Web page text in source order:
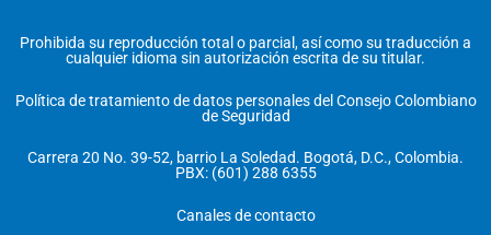
Prohibida su reproducción total o parcial, así como su traducción a
cualquier idioma sin autorización escrita de su titular.
Política de tratamiento de datos personales del Consejo Colombiano
de Seguridad
Carrera 20 No. 39-52, barrio La Soledad. Bogotá, D.C., Colombia.
PBX: (601) 288 6355
Canales de contacto